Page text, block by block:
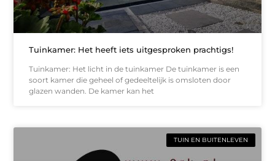
Tuinkamer: Het heeft iets uitgesproken prachtigs!
Tuinkamer: Het licht in de tuinkamer De tuinkamer is een
soort kamer die geheel of gedeeltelijk is omsloten door
glazen wanden. De kamer kan het
TUIN EN BUITENLEVEN